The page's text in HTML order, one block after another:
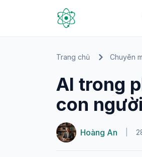
Trang chủ Chuyên
AI trong
con người
Hoàng An